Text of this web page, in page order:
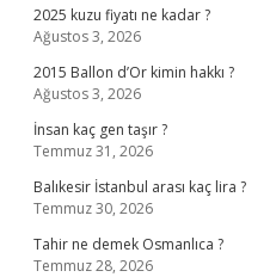
2025 kuzu fiyatı ne kadar ?
Ağustos 3, 2026
2015 Ballon d’Or kimin hakkı ?
Ağustos 3, 2026
İnsan kaç gen taşır ?
Temmuz 31, 2026
Balıkesir İstanbul arası kaç lira ?
Temmuz 30, 2026
Tahir ne demek Osmanlıca ?
Temmuz 28, 2026